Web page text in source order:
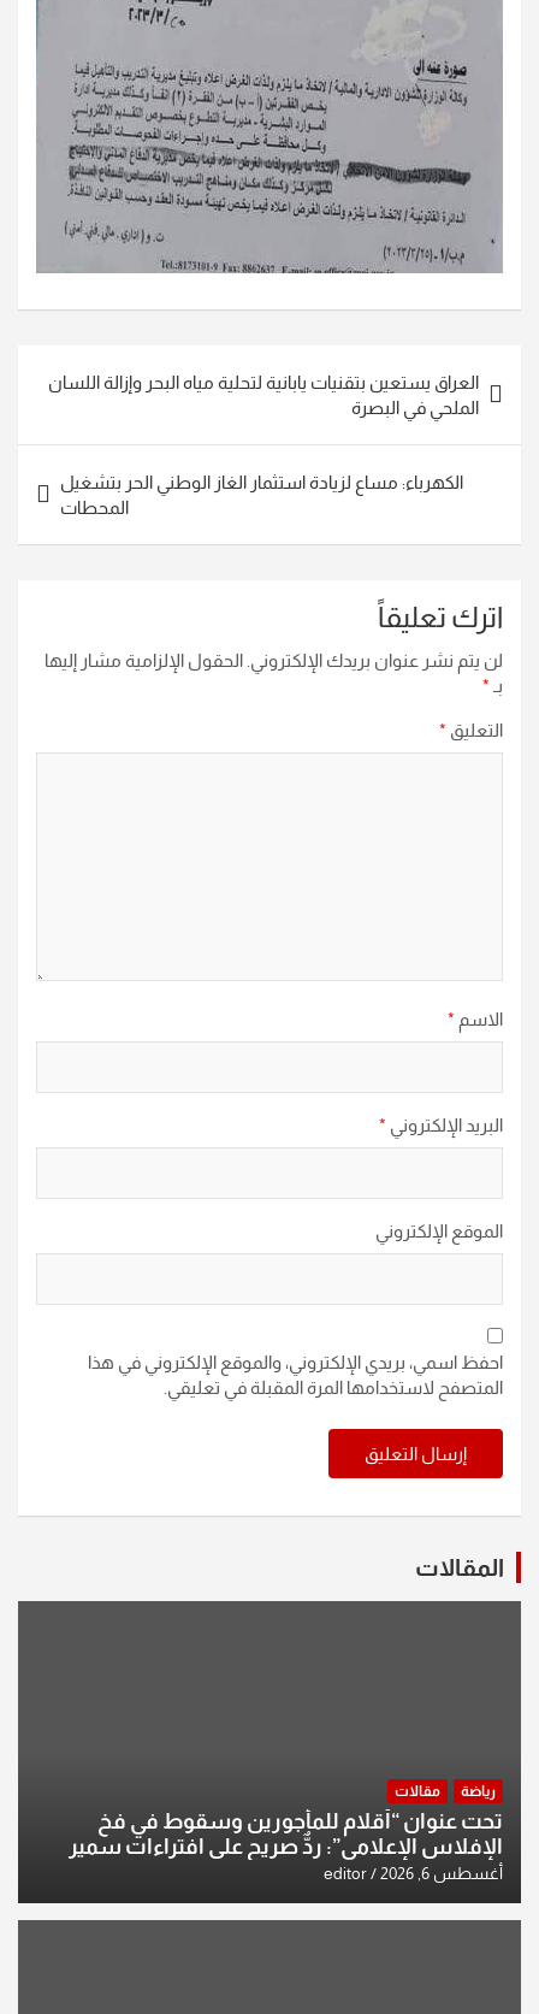
المقالات
العراق يستعين بتقنيات يابانية لتحلية مياه البحر وإزالة اللسان
الملحي في البصرة
الكهرباء: مساع لزيادة استثمار الغاز الوطني الحر بتشغيل
المحطات
اترك تعليقاً
لن يتم نشر عنوان بريدك الإلكتروني. الحقول الإلزامية مشار إليها
بـ *
التعليق *
الاسم *
البريد الإلكتروني *
الموقع الإلكتروني
احفظ اسمي، بريدي الإلكتروني، والموقع الإلكتروني في هذا
المتصفح لاستخدامها المرة المقبلة في تعليقي.
المقالات
رياضة مقالات
تحت عنوان “أقلام للمأجورين وسقوط في فخ
الإفلاس الإعلامي”: ردٌّ صريح على افتراءات سمير
الشكرجي
أغسطس 6, 2026 editor